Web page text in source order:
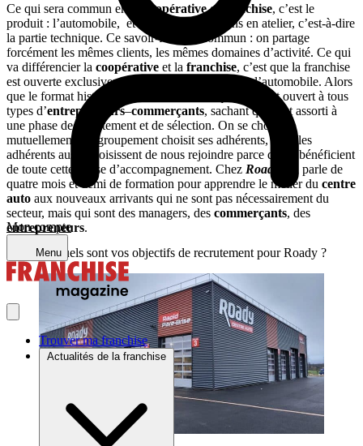
Mon compte
Menu
Trouver ma franchise
Actualités de la franchise
Ce qui sera commun entre
coopérativeet franchise, c’est le
produit : l’automobile, et toutes les prestations en atelier, c’est-à-dire
la partie technique. Ce savoir-faire est commun : on partage
forcément les mêmes clients, les mêmes domaines d’activité. Ce qui
va différencier la coopérative et la franchise, c’est que la franchise
est ouverte exclusivement aux professionnels de l’automobile. Alors
que le format historique d’adhérent Mousquetaires est ouvert à tous
types d’entrepreneurs–commerçants, sachant qu’il est assorti à
une phase de recrutement et de sélection. On se choisit
mutuellement : le groupement choisit ses adhérents, mais les
adhérents aussi choisissent de nous rejoindre parce qu’ils bénéficient
de toute cette phase d’accompagnement. Chez Roady
, on parle de
quatre mois et demi de formation pour apprendre le métier du centre
auto aux nouveaux arrivants qui ne sont pas nécessairement du
secteur, mais qui sont des managers, des commerçants, des
entrepreneurs.
En 2025, quels sont vos objectifs de recrutement pour Roady ?